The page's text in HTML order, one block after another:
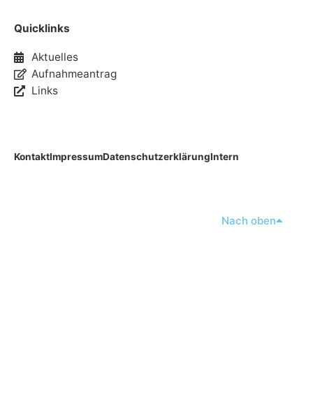
Quicklinks
Aktuelles
Aufnahmeantrag
Links
KontaktImpressumDatenschutzerklärungIntern
Nach oben